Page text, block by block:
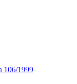
106/1999